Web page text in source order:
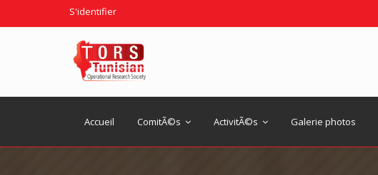
S'identifier
Accueil ComitÃ©s ActivitÃ©s Galerie photos